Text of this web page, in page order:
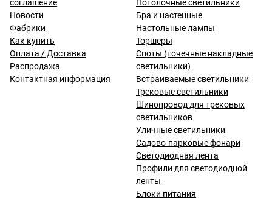
соглашение
Новости
Фабрики
Как купить
Оплата / Доставка
Распродажа
Контактная информация
Потолочные светильники
Бра и настенные
Настольные лампы
Торшеры
Споты (точечные накладные
светильники)
Встраиваемые светильники
Трековые светильники
Шинопровод для трековых
светильников
Уличные светильники
Садово-парковые фонари
Светодиодная лента
Профили для светодиодной
ленты
Блоки питания